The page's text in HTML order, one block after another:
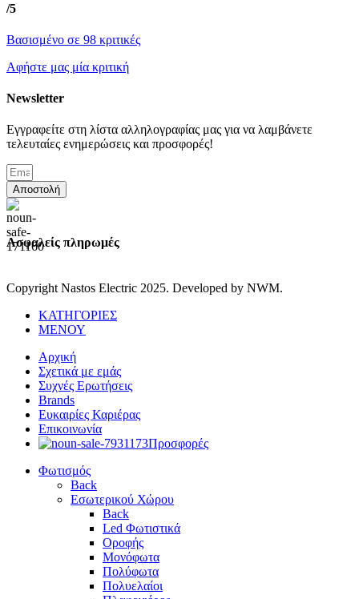
/5
Βασισμένο σε 98 κριτικές
Αφήστε μας μία κριτική
Newsletter
Εγγραφείτε στη λίστα αλληλογραφίας μας για να λαμβάνετε
τελευταίες ενημερώσεις και προσφορές!
Αποστολή
Ασφαλείς πληρωμές
Copyright Nastos Electric 2025. Developed by NWM.
ΚΑΤΗΓΟΡΙΕΣ
ΜΕΝΟΥ
Αρχική
Σχετικά με εμάς
Συχνές Ερωτήσεις
Brands
Ευκαιρίες Καριέρας
Επικοινωνία
Προσφορές
Φωτισμός
Back
Εσωτερικού Χώρου
Back
Led Φωτιστικά
Οροφής
Μονόφωτα
Πολύφωτα
Πολυελαίοι